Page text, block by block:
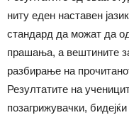
ниту еден наставен
стандард да можат да
прашања, а вештините
разбирање на
Резултатите на
позагрижувачки,